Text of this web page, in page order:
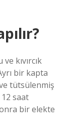
kıvırcık
bir kapta
tütsülenmiş
saat
bir elekte